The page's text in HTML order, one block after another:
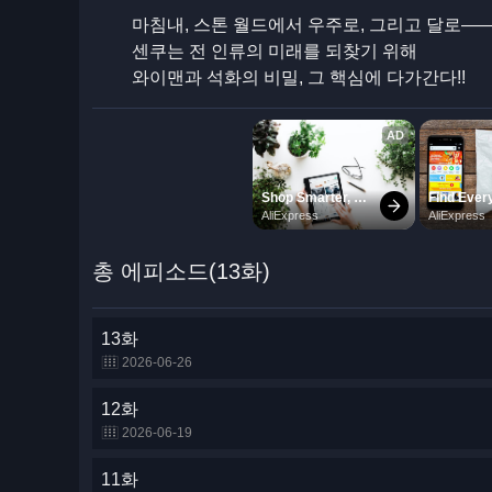
마침내, 스톤 월드에서 우주로, 그리고 달로
센쿠는 전 인류의 미래를 되찾기 위해
와이맨과 석화의 비밀, 그 핵심에 다가간다!!
총 에피소드(13화)
13화
2026-06-26
12화
2026-06-19
11화